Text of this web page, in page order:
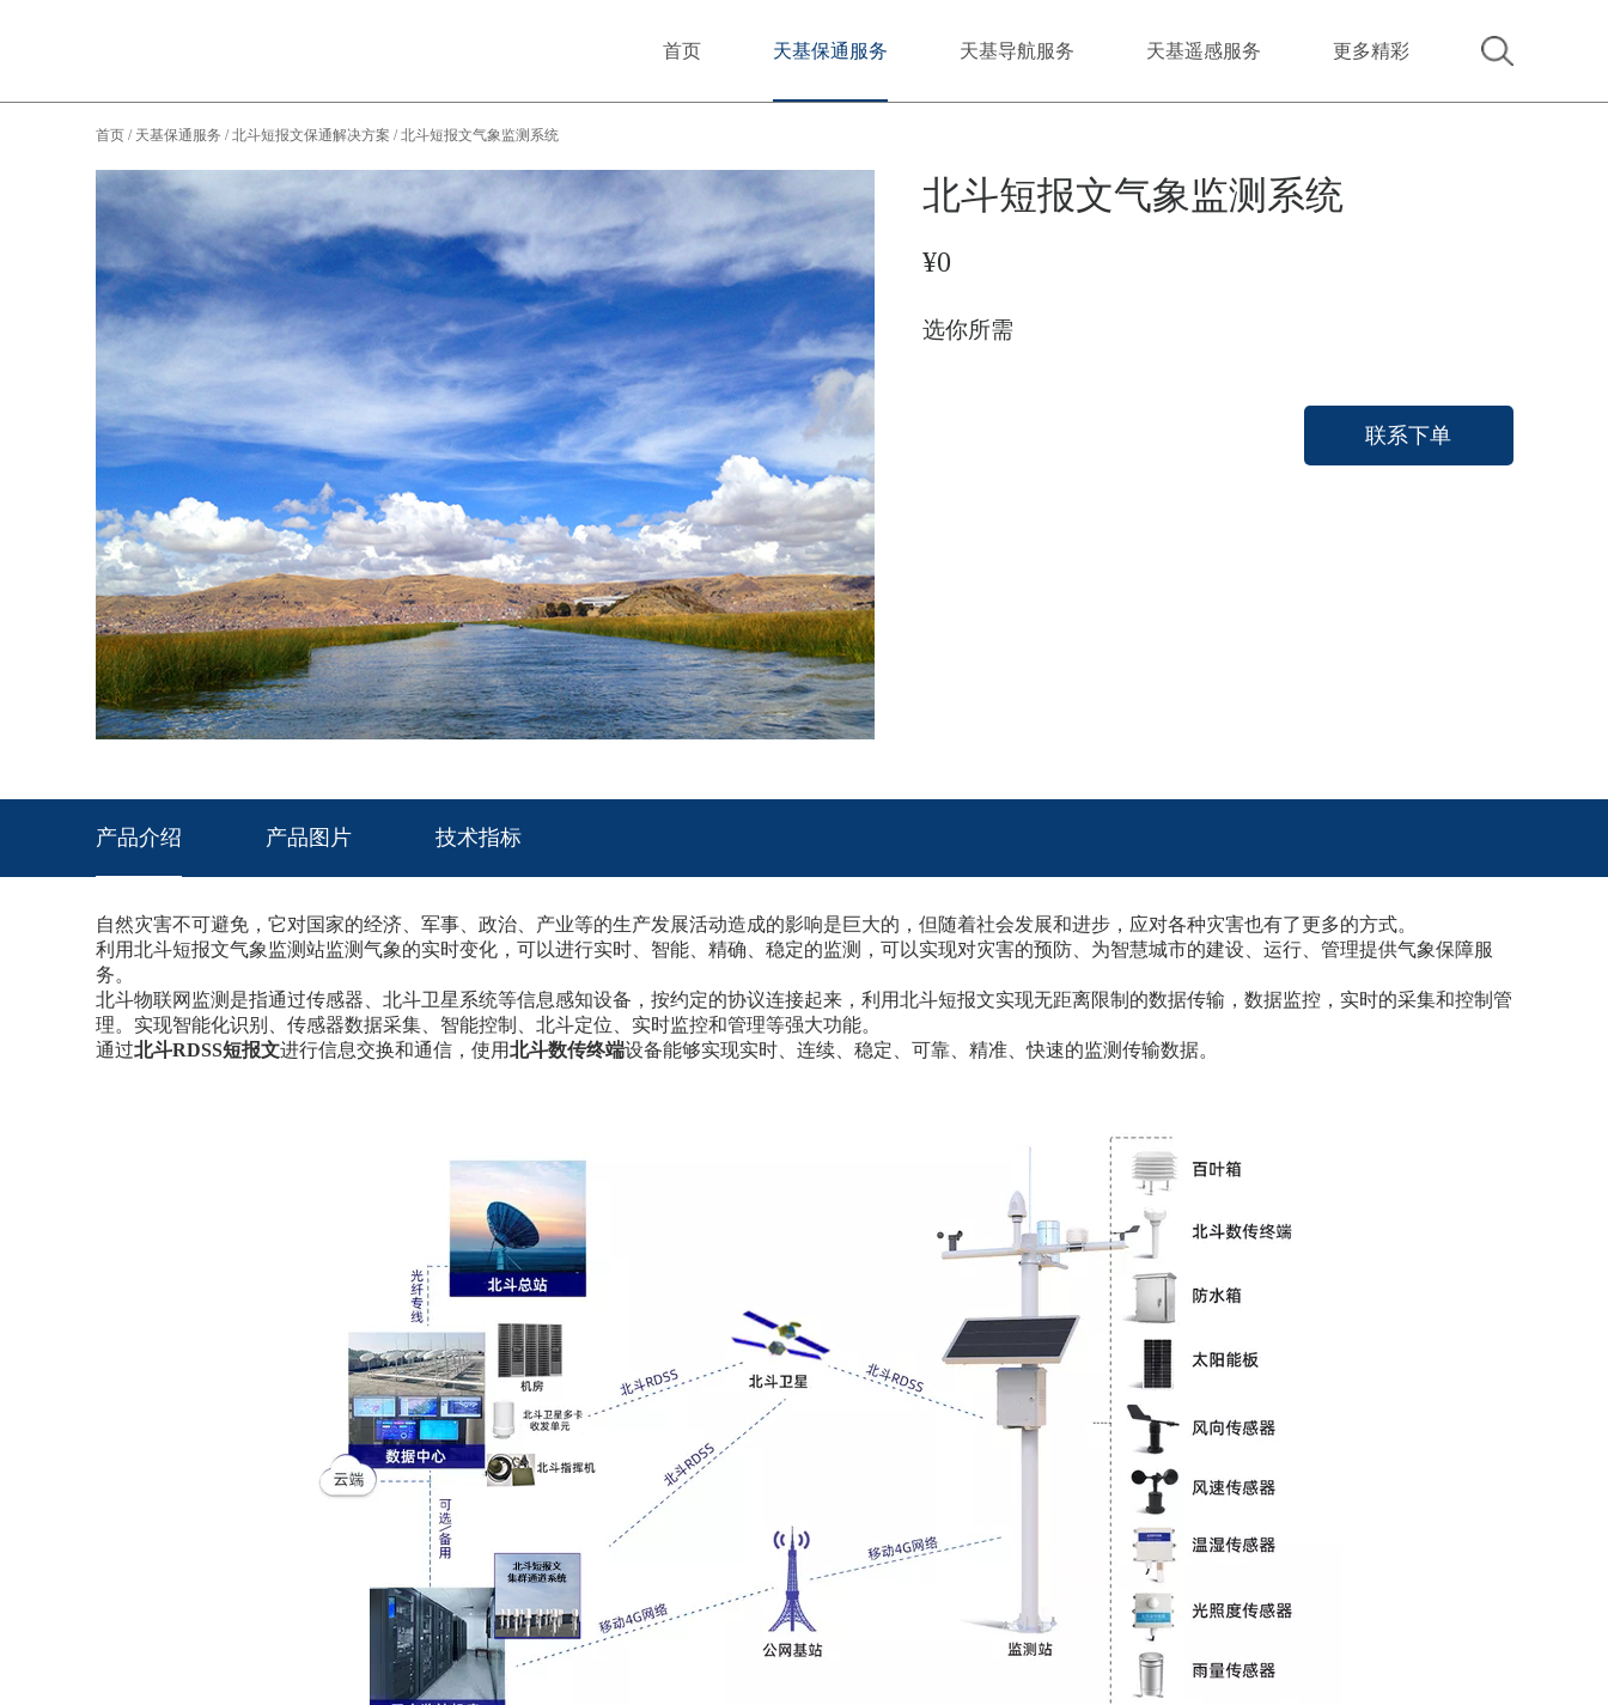
首页 天基保通服务 天基导航服务 天基遥感服务 更多精彩
首页 / 天基保通服务 / 北斗短报文保通解决方案 / 北斗短报文气象监测系统
北斗短报文气象监测系统
¥0
选你所需
联系下单
产品介绍 产品图片 技术指标
自然灾害不可避免，它对国家的经济、军事、政治、产业等的生产发展活动造成的影响是巨大的，但随着社会发展和进步，应对各种灾害也有了更多的方式。
利用北斗短报文气象监测站监测气象的实时变化，可以进行实时、智能、精确、稳定的监测，可以实现对灾害的预防、为智慧城市的建设、运行、管理提供气象保障服
务。
北斗物联网监测是指通过传感器、北斗卫星系统等信息感知设备，按约定的协议连接起来，利用北斗短报文实现无距离限制的数据传输，数据监控，实时的采集和控制管
理。实现智能化识别、传感器数据采集、智能控制、北斗定位、实时监控和管理等强大功能。
通过北斗RDSS短报文进行信息交换和通信，使用北斗数传终端设备能够实现实时、连续、稳定、可靠、精准、快速的监测传输数据。